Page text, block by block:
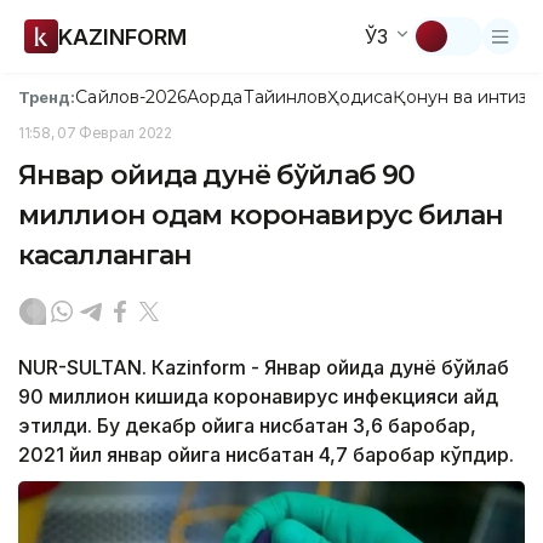
KAZINFORM ЎЗ
Тренд:Сайлов-2026АқордаТайинловҲодисаҚонун ва
11:58, 07 Феврал 2022
Январ ойида дунё бўйлаб 90
миллион одам коронавирус билан
касалланган
NUR-SULTAN. Кazinform - Январ ойида дунё бўйлаб
90 миллион кишида коронавирус инфекцияси қайд
этилди. Бу декабр ойига нисбатан 3,6 баробар,
2021 йил январ ойига нисбатан 4,7 баробар кўпдир.